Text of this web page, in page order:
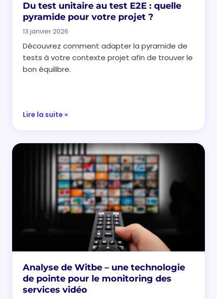
Du test unitaire au test E2E : quelle
pyramide pour votre projet ?
13 janvier 2026
Découvrez comment adapter la pyramide de
tests à votre contexte projet afin de trouver le
bon équilibre.
Lire la suite »
Analyse de Witbe – une technologie
de pointe pour le monitoring des
services vidéo